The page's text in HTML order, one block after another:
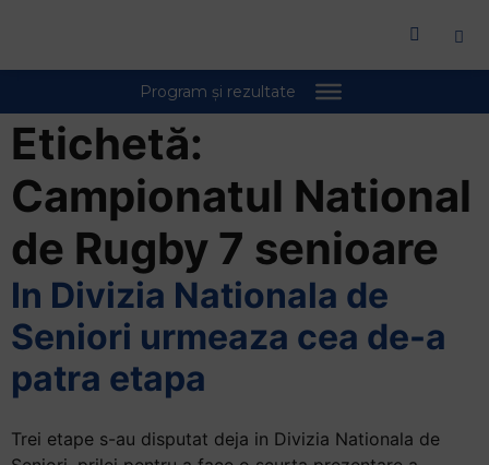
All
One
Accessibility
reader.
start
One
Accessibility
screen
reader,
press
Etichetă:
Campionatul National
de Rugby 7 senioare
In Divizia Nationala de
Seniori urmeaza cea de-a
patra etapa
Trei etape s-au disputat deja in Divizia Nationala de